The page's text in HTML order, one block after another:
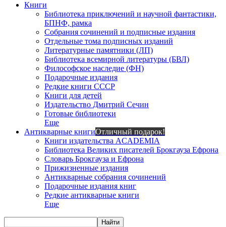
Книги
Библиотека приключений и научной фантастики,
БПНФ, рамка
Собрания сочинений и подписные издания
Отдельные тома подписных изданий
Литературные памятники (ЛП)
Библиотека всемирной литературы (БВЛ)
Философское наследие (ФН)
Подарочные издания
Редкие книги СССР
Книги для детей
Издательство Дмитрий Сечин
Готовые библиотеки
Еще
Антикварные книгиОтличный подарок!
Книги издательства ACADEMIA
Библиотека Великих писателей Брокгауза Ефрона
Словарь Брокгауза и Ефрона
Прижизненные издания
Антикварные собрания сочинений
Подарочные издания книг
Редкие антикварные книги
Еще
Найти